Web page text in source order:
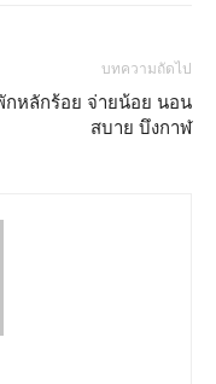
บทความถัดไป
กหลักร้อย จ่ายน้อย นอน
สบาย บึงกาฬ